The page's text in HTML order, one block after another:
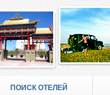
ПОИСК ОТЕЛЕЙ